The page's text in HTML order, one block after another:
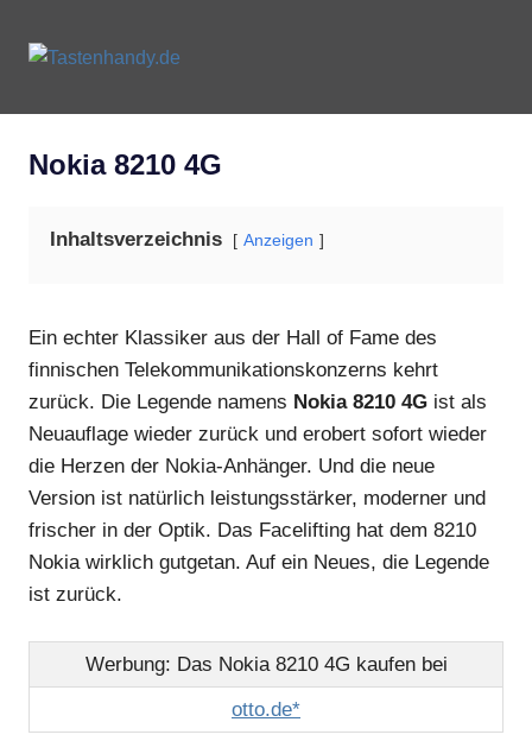
Inhalt
Phones
Nokia 8210 4G
Inhaltsverzeichnis Anzeigen
Ein echter Klassiker aus der Hall of Fame des
finnischen Telekommunikationskonzerns kehrt
zurück. Die Legende namens Nokia 8210 4G ist als
Neuauflage wieder zurück und erobert sofort wieder
die Herzen der Nokia-Anhänger. Und die neue
Version ist natürlich leistungsstärker, moderner und
frischer in der Optik. Das Facelifting hat dem 8210
Nokia wirklich gutgetan. Auf ein Neues, die Legende
ist zurück.
Werbung: Das Nokia 8210 4G kaufen bei
otto.de*